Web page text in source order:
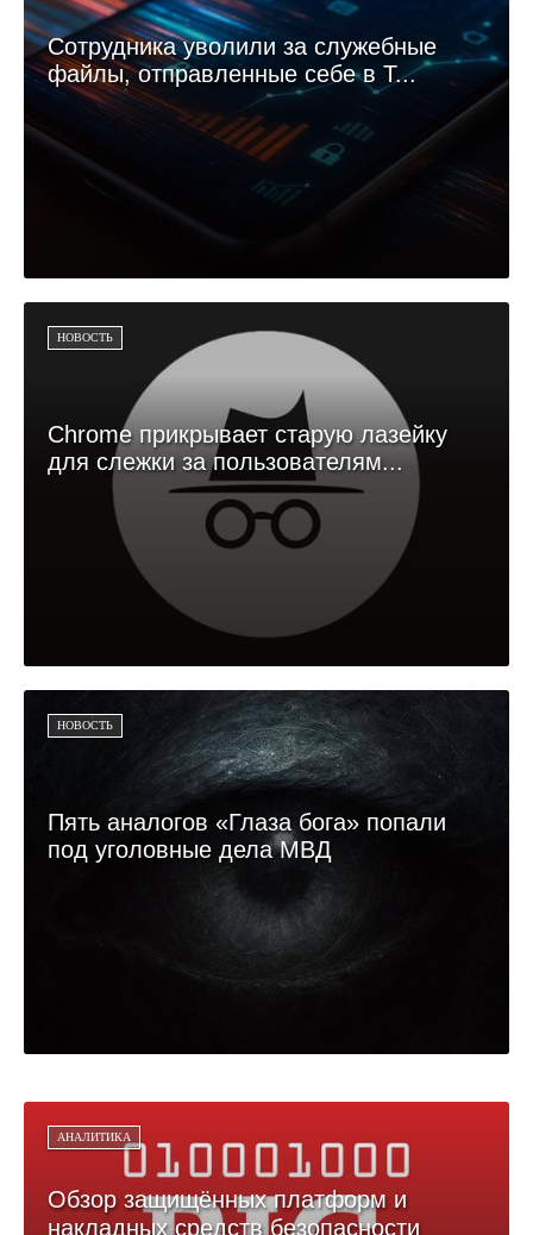
Сотрудника уволили за служебные
файлы, отправленные себе в T...
НОВОСТЬ
Chrome прикрывает старую лазейку
для слежки за пользователям...
НОВОСТЬ
Пять аналогов «Глаза бога» попали
под уголовные дела МВД
АНАЛИТИКА
Обзор защищённых платформ и
накладных средств безопасности